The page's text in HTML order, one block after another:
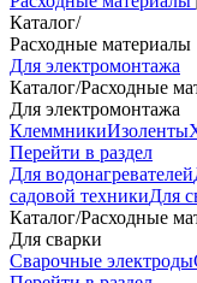
Каталог/
Расходные материалы
Для электромонтажа
Каталог/Расходные
Для электромонтажа
КлеммникиИзоленты
Перейти в раздел
Для водонагревателей
садовой техникиДля
Каталог/Расходные
Для сварки
Сварочные электроды